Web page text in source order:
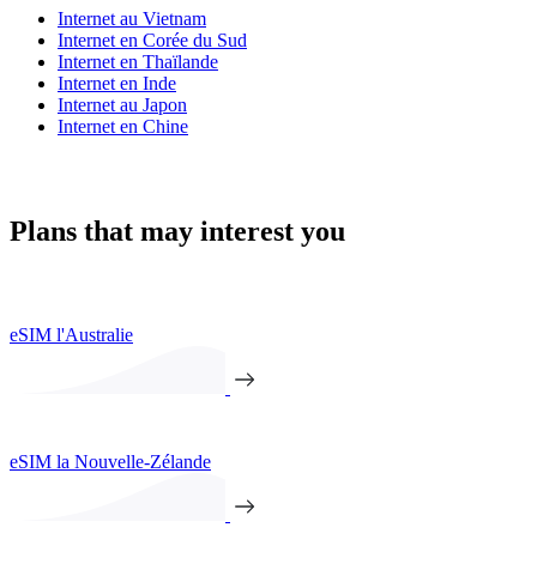
Internet au Vietnam
Internet en Corée du Sud
Internet en Thaïlande
Internet en Inde
Internet au Japon
Internet en Chine
Plans that may interest you
eSIM l'Australie
eSIM la Nouvelle-Zélande